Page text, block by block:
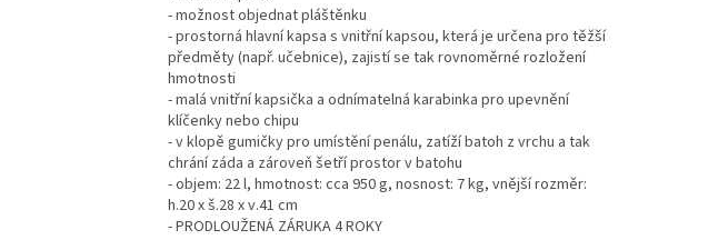
- možnost objednat pláštěnku
- prostorná hlavní kapsa s vnitřní kapsou, která je určena pro těžší
předměty (např. učebnice), zajistí se tak rovnoměrné rozložení
hmotnosti
- malá vnitřní kapsička a odnímatelná karabinka pro upevnění
klíčenky nebo chipu
- v klopě gumičky pro umístění penálu, zatíží batoh z vrchu a tak
chrání záda a zároveň šetří prostor v batohu
- objem: 22 l, hmotnost: cca 950 g, nosnost: 7 kg, vnější rozměr:
h.20 x š.28 x v.41 cm
- PRODLOUŽENÁ ZÁRUKA 4 ROKY